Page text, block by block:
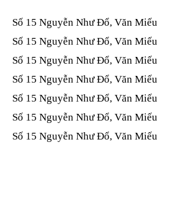
Số 15 Nguyễn Như Đổ, Văn Miếu​​​​
Số 15 Nguyễn Như Đổ, Văn Miếu​​​​
Số 15 Nguyễn Như Đổ, Văn Miếu​​​​
Số 15 Nguyễn Như Đổ, Văn Miếu​​​​
Số 15 Nguyễn Như Đổ, Văn Miếu​​​​
Số 15 Nguyễn Như Đổ, Văn Miếu​​​​
Số 15 Nguyễn Như Đổ, Văn Miếu​​​​